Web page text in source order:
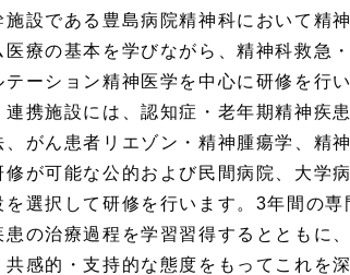
施設である豊島病院精神科において精
医療の基本を学びながら、精神科救急
テーション精神医学を中心に研修を行
連携施設には、認知症・老年期精神疾
、がん患者リエゾン・精神腫瘍学、精
修が可能な公的および民間病院、大学
を選択して研修を行います。3年間の
患の治療過程を学習習得するとともに
共感的・支持的な態度をもってこれを